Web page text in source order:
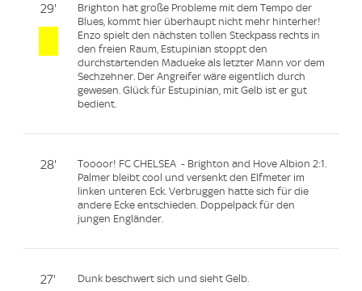
29'
Brighton hat große Probleme mit dem Tempo der
Blues, kommt hier überhaupt nicht mehr hinterher!
Enzo spielt den nächsten tollen Steckpass rechts in
den freien Raum, Estupinian stoppt den
durchstartenden Madueke als letzter Mann vor dem
Sechzehner. Der Angreifer wäre eigentlich durch
gewesen. Glück für Estupinian, mit Gelb ist er gut
bedient.
28'
Toooor! FC CHELSEA - Brighton and Hove Albion 2:1.
Palmer bleibt cool und versenkt den Elfmeter im
linken unteren Eck. Verbruggen hatte sich für die
andere Ecke entschieden. Doppelpack für den
jungen Engländer.
27' Dunk beschwert sich und sieht Gelb.